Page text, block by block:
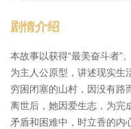
剧情介绍
本故事以获得“最美奋斗者”
为主人公原型，讲述现实生
穷困闭塞的山村，因没有路
离世后，她因爱生志，为完
矛盾和困难中，时立香的内